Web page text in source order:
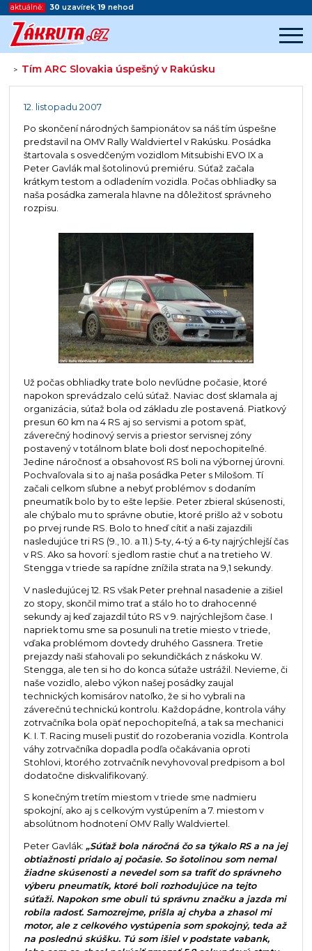
aktuálně: 30 uzavírek,19 nehod
> Tím ARC Slovakia úspešný v Rakúsku
Začátek reklamy
12. listopadu 2007
Po skončení národných šampionátov sa náš tím úspešne
predstavil na OMV Rally Waldviertel v Rakúsku. Posádka
štartovala s osvedčeným vozidlom Mitsubishi EVO IX a
Peter Gavlák mal šotolinovú premiéru. Súťaž začala
krátkym testom a odladením vozidla. Počas obhliadky sa
naša posádka zamerala hlavne na dôležitosť správneho
rozpisu.
Už počas obhliadky trate bolo nevľúdne počasie, ktoré
napokon sprevádzalo celú súťaž. Naviac dosť sklamala aj
organizácia, súťaž bola od základu zle postavená. Piatkový
presun 60 km na 4 RS aj so servismi a potom späť,
záverečný hodinový servis a priestor servisnej zóny
postavený v totálnom blate boli dosť nepochopiteľné.
Jedine náročnosť a obsahovosť RS boli na výbornej úrovni.
Pochvaľovala si to aj naša posádka Peter s Milošom. Tí
začali celkom sľubne a nebyť problémov s dodaním
pneumatík bolo by to ešte lepšie. Peter zbieral skúsenosti,
ale chýbalo mu to správne obutie, ktoré prišlo až v sobotu
po prvej runde RS. Bolo to hneď cítiť a naši zajazdili
nasledujúce tri RS (9., 10. a 11.) 5-ty, 4-tý a 6-ty najrýchlejší čas
v RS. Ako sa hovorí: s jedlom rastie chuť a na tretieho W.
Stengga v triede sa rapídne znížila strata na 9,1 sekundy.
V nasledujúcej 12. RS však Peter prehnal nasadenie a zišiel
zo stopy, skončil mimo trať a stálo ho to drahocenné
sekundy aj keď zajazdil túto RS v 9. najrýchlejšom čase. I
napriek tomu sme sa posunuli na tretie miesto v triede,
vďaka problémom dovtedy druhého Gassnera. Tretie
prejazdy naši sťahovali po sekundičkách z náskoku W.
Stengga, ale ten si ho do konca súťaže ustrážil. Nevieme, či
naše vozidlo, alebo výkon našej posádky zaujal
technických komisárov natoľko, že si ho vybrali na
záverečnú technickú kontrolu. Každopádne, kontrola váhy
zotrvačníka bola opäť nepochopiteľná, a tak sa mechanici
K. I. T. Racing museli pustiť do rozoberania vozidla. Kontrola
váhy zotrvačníka dopadla podľa očakávania oproti
Stohlovi, ktorého zotrvačník nevyhovoval predpisom a bol
dodatočne diskvalifikovaný.
S konečným tretím miestom v triede sme nadmieru
spokojní, ako aj s celkovým vystúpením a 7. miestom v
absolútnom hodnotení OMV Rally Waldviertel.
Peter Gavlák: „Súťaž bola náročná čo sa týkalo RS a na jej
obtiažnosti pridalo aj počasie. So šotolinou som nemal
žiadne skúsenosti a nevedel som sa trafiť do správneho
výberu pneumatík, ktoré boli rozhodujúce na tejto
súťaži. Napokon sme obuli tú správnu značku a jazda mi
robila radosť. Samozrejme, prišla aj chyba a zhasol mi
motor, ale z celkového vystúpenia som spokojný, teda až
na poslednú skúšku. Tú som išiel v podstate vabank,